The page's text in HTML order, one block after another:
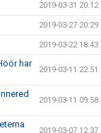
2019-03-31 20:12
2019-03-27 20:29
2019-03-22 18:43
har
2019-03-11 22:51
2019-03-11 09:58
2019-03-07 12:37